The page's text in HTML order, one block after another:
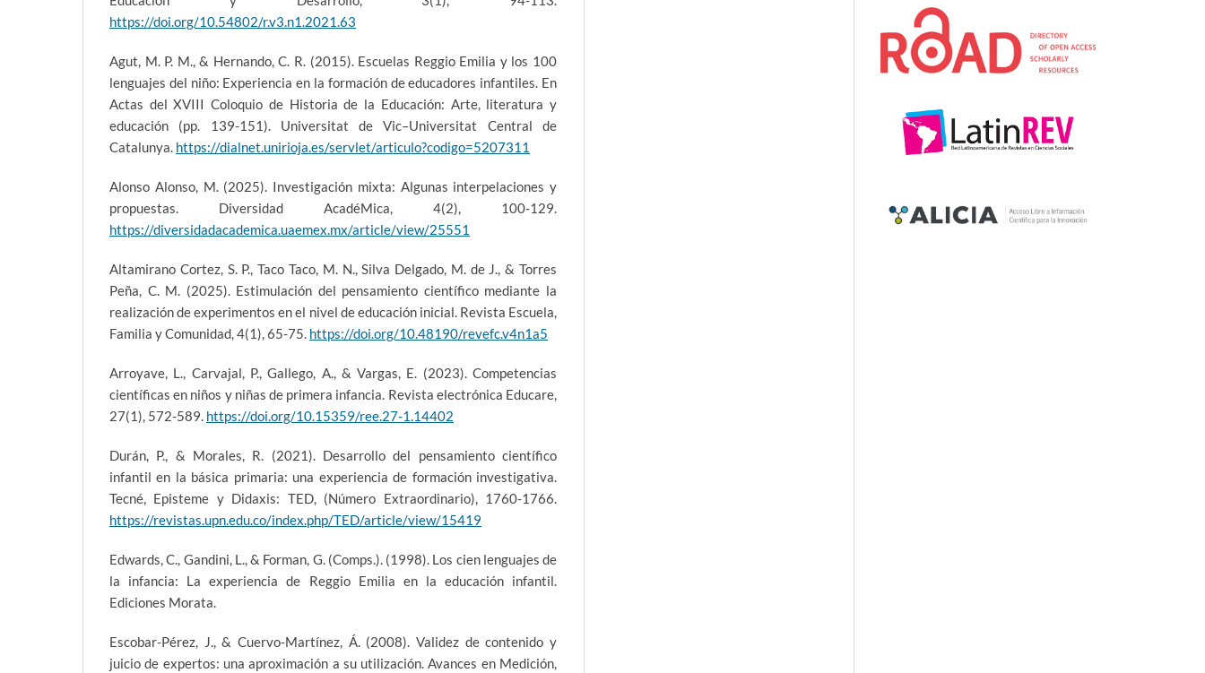
https://doi.org/10.54802/r.v3.n1.2021.63
Agut, M. P. M., & Hernando, C. R. (2015). Escuelas Reggio Emilia y los 100
lenguajes del niño: Experiencia en la formación de educadores infantiles. En
Actas del XVIII Coloquio de Historia de la Educación: Arte, literatura y
educación (pp. 139-151). Universitat de Vic–Universitat Central de
Catalunya. https://dialnet.unirioja.es/servlet/articulo?codigo=5207311
Alonso Alonso, M. (2025). Investigación mixta: Algunas interpelaciones y
propuestas. Diversidad AcadéMica, 4(2), 100-129.
https://diversidadacademica.uaemex.mx/article/view/25551
Altamirano Cortez, S. P., Taco Taco, M. N., Silva Delgado, M. de J., & Torres
Peña, C. M. (2025). Estimulación del pensamiento científico mediante la
realización de experimentos en el nivel de educación inicial. Revista Escuela,
Familia y Comunidad, 4(1), 65-75. https://doi.org/10.48190/revefc.v4n1a5
Arroyave, L., Carvajal, P., Gallego, A., & Vargas, E. (2023). Competencias
científicas en niños y niñas de primera infancia. Revista electrónica Educare,
27(1), 572-589. https://doi.org/10.15359/ree.27-1.14402
Durán, P., & Morales, R. (2021). Desarrollo del pensamiento científico
infantil en la básica primaria: una experiencia de formación investigativa.
Tecné, Episteme y Didaxis: TED, (Número Extraordinario), 1760-1766.
https://revistas.upn.edu.co/index.php/TED/article/view/15419
Edwards, C., Gandini, L., & Forman, G. (Comps.). (1998). Los cien lenguajes de
la infancia: La experiencia de Reggio Emilia en la educación infantil.
Ediciones Morata.
Escobar-Pérez, J., & Cuervo-Martínez, Á. (2008). Validez de contenido y
juicio de expertos: una aproximación a su utilización. Avances en Medición,